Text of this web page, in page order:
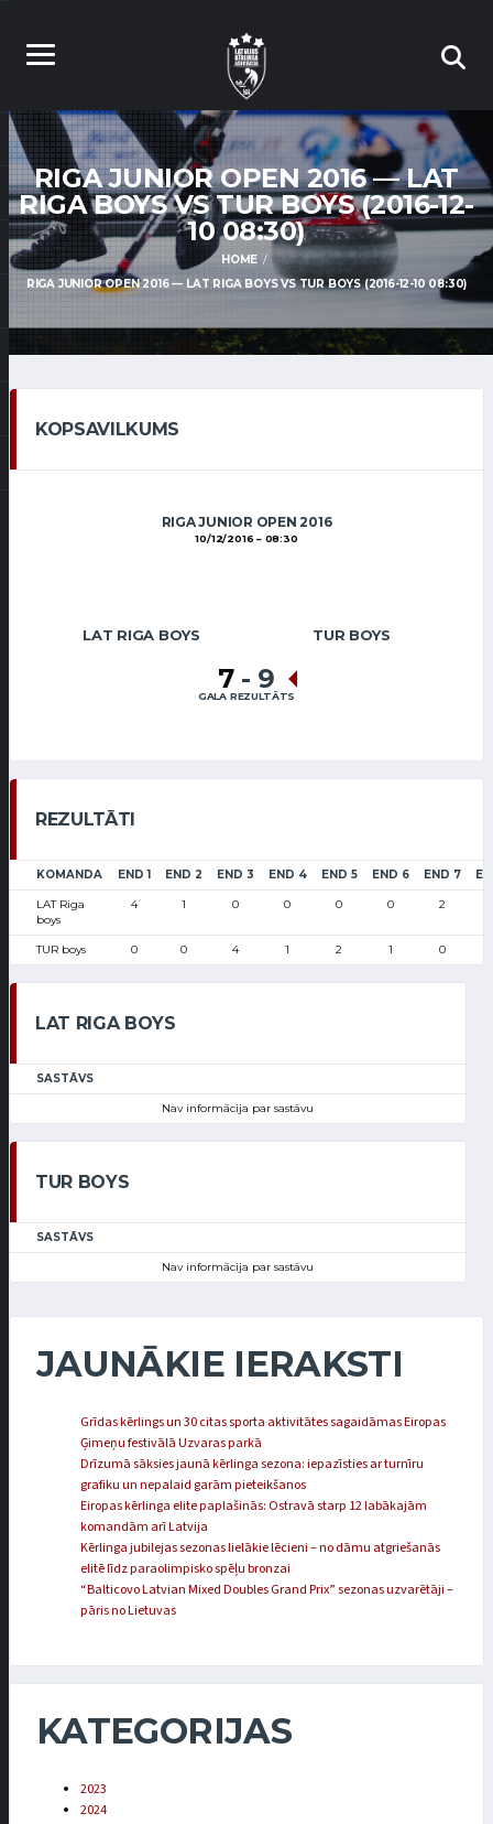
RIGA JUNIOR OPEN 2016 — LAT
RIGA BOYS VS TUR BOYS (2016-12-
10 08:30)
HOME
RIGA JUNIOR OPEN 2016 — LAT RIGA BOYS VS TUR BOYS (2016-12-10 08:30)
KOPSAVILKUMS
RIGA JUNIOR OPEN 2016
10/12/2016 08:30
LAT RIGA BOYS TUR BOYS
7 - 9
GALA REZULTĀTS
REZULTĀTI
KOMANDA END 1 END 2 END 3 END 4 END 5 END 6 END 7
LAT Riga
boys
4 1 0 0 0 0 2
TUR boys 0 0 4 1 2 1 0
LAT RIGA BOYS
SASTĀVS
Nav informācija par sastāvu
TUR BOYS
SASTĀVS
Nav informācija par sastāvu
JAUNĀKIE IERAKSTI
Grīdas kērlings un 30 citas sporta aktivitātes sagaidāmas Eiropas
Ģimeņu festivālā Uzvaras parkā
Drīzumā sāksies jaunā kērlinga sezona: iepazīsties ar turnīru
grafiku un nepalaid garām pieteikšanos
Eiropas kērlinga elite paplašinās: Ostravā starp 12 labākajām
komandām arī Latvija
Kērlinga jubilejas sezonas lielākie lēcieni – no dāmu atgriešanās
elitē līdz paraolimpisko spēļu bronzai
“Balticovo Latvian Mixed Doubles Grand Prix” sezonas uzvarētāji –
pāris no Lietuvas
KATEGORIJAS
2023
2024